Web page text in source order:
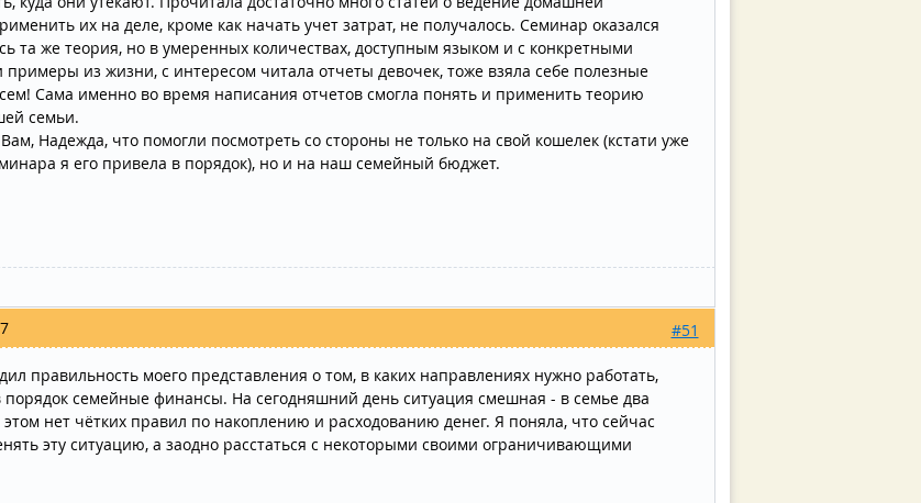
их на деле, кроме как начать учет затрат, не получалось. Семинар оказался
та же теория, но в умеренных количествах, доступным языком и с конкретными
примеры из жизни, с интересом читала отчеты девочек, тоже взяла себе полезные
Сама именно во время написания отчетов смогла понять и применить теорию
семьи.
Надежда, что помогли посмотреть со стороны не только на свой кошелек (кстати уже
я его привела в порядок), но и на наш семейный бюджет.
#51
правильность моего представления о том, в каких направлениях нужно работать,
порядок семейные финансы. На сегодняшний день ситуация смешная - в семье два
нет чётких правил по накоплению и расходованию денег. Я поняла, что сейчас
эту ситуацию, а заодно расстаться с некоторыми своими ограничивающими